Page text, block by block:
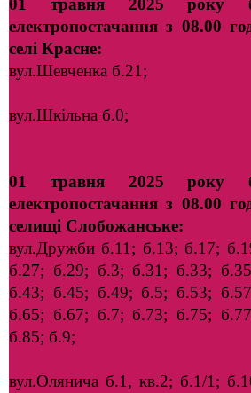
01 травня 2025 року
електропостачання з 08.00
селі Красне:
вул.Шевченка б.21;
вул.Шкільна б.0;
01 травня 2025 року
електропостачання з 08.00
селищі Слобожанське:
вул.Дружби б.11; б.13; б.17;
б.27; б.29; б.3; б.31; б.33;
б.43; б.45; б.49; б.5; б.53;
б.65; б.67; б.7; б.73; б.75;
б.85; б.9;
вул.Олянича б.1, кв.2; б.1/1;